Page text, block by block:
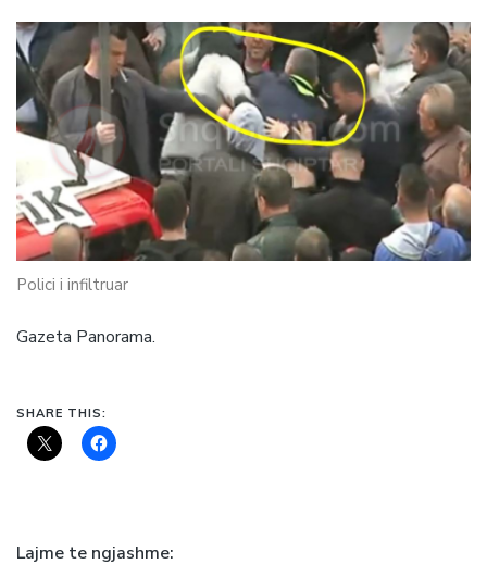
Polici i infiltruar
Gazeta Panorama.
SHARE THIS:
Lajme te ngjashme